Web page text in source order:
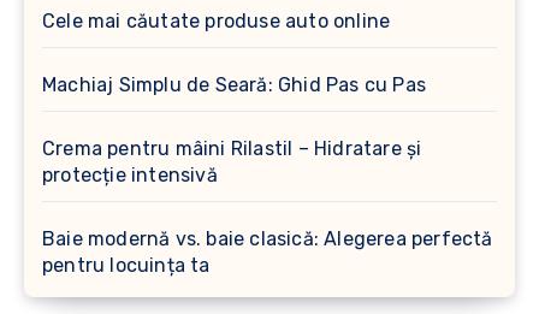
Cele mai căutate produse auto online
Machiaj Simplu de Seară: Ghid Pas cu Pas
Crema pentru mâini Rilastil – Hidratare și
protecție intensivă
Baie modernă vs. baie clasică: Alegerea perfectă
pentru locuința ta